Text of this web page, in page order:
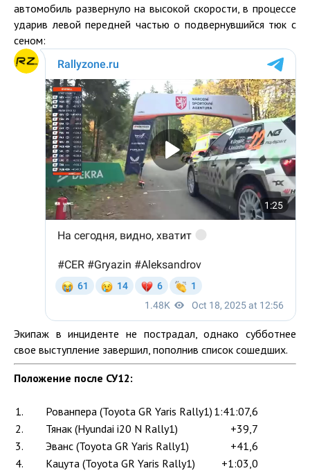
автомобиль развернуло на высокой скорости, в процессе
ударив левой передней частью о подвернувшийся тюк с
сеном:
Экипаж в инциденте не пострадал, однако субботнее
свое выступление завершил, пополнив список сошедших.
Положение после СУ12:
1. Рованпера (Toyota GR Yaris Rally1) 1:41:07,6
2.
Тянак (Hyundai i20 N Rally1)
+39,7
3.
Эванс (Toyota GR Yaris Rally1)
+41,6
4.
Кацута (Toyota GR Yaris Rally1)
+1:03,0